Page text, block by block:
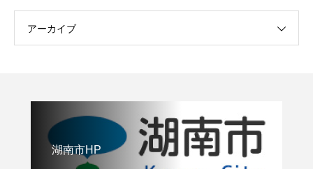
アーカイブ
湖南市HP